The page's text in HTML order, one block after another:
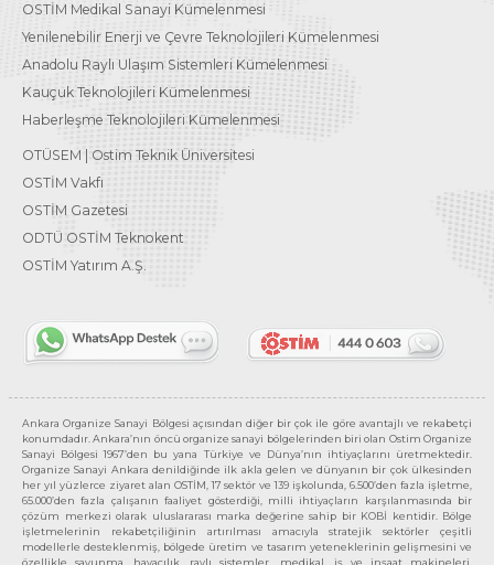
OSTİM Medikal Sanayi Kümelenmesi
Yenilenebilir Enerji ve Çevre Teknolojileri Kümelenmesi
Anadolu Raylı Ulaşım Sistemleri Kümelenmesi
Kauçuk Teknolojileri Kümelenmesi
Haberleşme Teknolojileri Kümelenmesi
OTÜSEM | Ostim Teknik Üniversitesi
OSTİM Vakfı
OSTİM Gazetesi
ODTÜ OSTİM Teknokent
OSTİM Yatırım A.Ş.
Ankara Organize Sanayi Bölgesi açısından diğer bir çok ile göre avantajlı ve rekabetçi
konumdadır. Ankara’nın öncü organize sanayi bölgelerinden biri olan Ostim Organize
Sanayi Bölgesi 1967’den bu yana Türkiye ve Dünya’nın ihtiyaçlarını üretmektedir.
Organize Sanayi Ankara denildiğinde ilk akla gelen ve dünyanın bir çok ülkesinden
her yıl yüzlerce ziyaret alan OSTİM, 17 sektör ve 139 işkolunda, 6.500’den fazla işletme,
65.000’den fazla çalışanın faaliyet gösterdiği, milli ihtiyaçların karşılanmasında bir
çözüm merkezi olarak uluslararası marka değerine sahip bir KOBİ kentidir. Bölge
işletmelerinin rekabetçiliğinin artırılması amacıyla stratejik sektörler çeşitli
modellerle desteklenmiş, bölgede üretim ve tasarım yeteneklerinin gelişmesini ve
özellikle savunma, havacılık, raylı sistemler, medikal, iş ve inşaat makineleri,